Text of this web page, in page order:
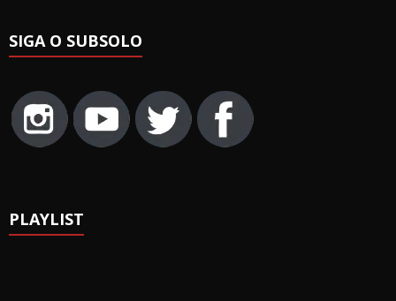
SIGA O SUBSOLO
PLAYLIST